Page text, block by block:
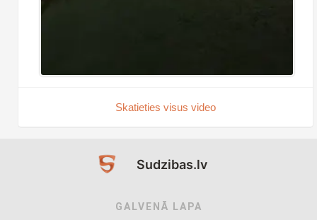
Skatieties visus video
Sudzibas.lv
GALVENĀ LAPA